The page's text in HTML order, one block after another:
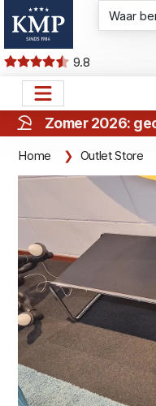
9.8
Zomer 2026:
Home Outlet Store